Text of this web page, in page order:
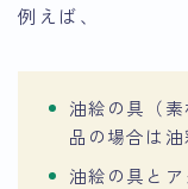
例えば、
油絵の具（
品の場合は油
油絵の具と